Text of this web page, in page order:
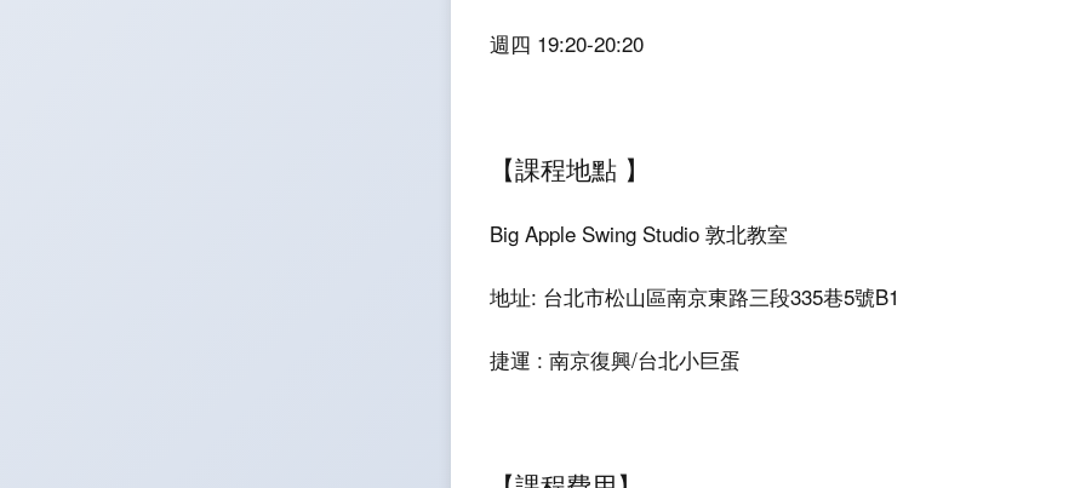
週四 19:20-20:20
【課程地點 】
Big Apple Swing Studio 敦北教室
地址: 台北市松山區南京東路三段335巷5號B1
捷運 : 南京復興/台北小巨蛋